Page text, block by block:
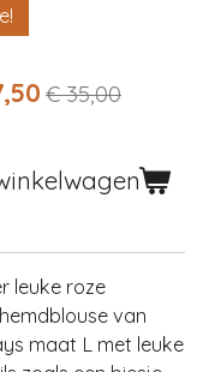
€ 35,00
leuke roze
van
maat L met leuke